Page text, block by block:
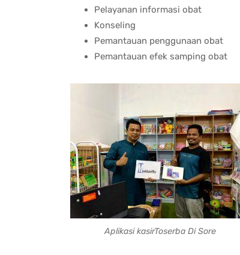
Pelayanan informasi obat
Konseling
Pemantauan penggunaan obat
Pemantauan efek samping obat
Aplikasi kasirToserba Di Sore